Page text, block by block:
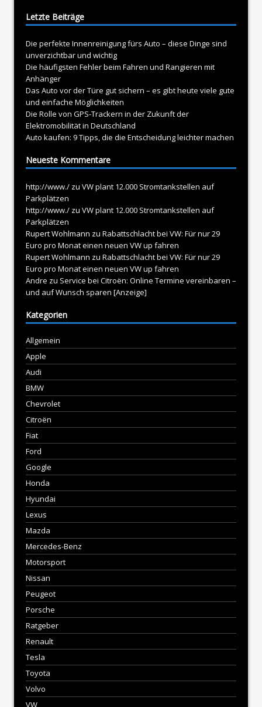
Letzte Beiträge
Die perfekte Innenreinigung fürs Auto – diese Dinge sind
unverzichtbar und wichtig
Die häufigsten Fehler beim Fahren und Rangieren mit
Anhänger
Das Auto vor der Türe gut sichern – es gibt heute viele gute
und einfache Möglichkeiten
Die Rolle von GPS-Trackern in der Zukunft der
Elektromobilität in Deutschland
Auto kaufen: 9 Tipps, die die Entscheidung leichter machen
Neueste Kommentare
http://www./ zu VW plant 12.000 Stromtankstellen auf
Parkplätzen
http://www./ zu VW plant 12.000 Stromtankstellen auf
Parkplätzen
Rupert Wohlmann zu Rabattschlacht bei VW: Für nur 29
Euro pro Monat einen neuen VW up fahren
Rupert Wohlmann zu Rabattschlacht bei VW: Für nur 29
Euro pro Monat einen neuen VW up fahren
Andre zu Service bei Citroën: Online Termine vereinbaren –
und auf Wunsch sparen [Anzeige]
Kategorien
Allgemein
Apple
Audi
BMW
Chevrolet
Citroën
Fiat
Ford
Google
Honda
Hyundai
Lexus
Mazda
Mercedes-Benz
Motorsport
Nissan
Peugeot
Porsche
Ratgeber
Renault
Tesla
Toyota
Volvo
VW